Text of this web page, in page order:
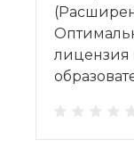
лицензия